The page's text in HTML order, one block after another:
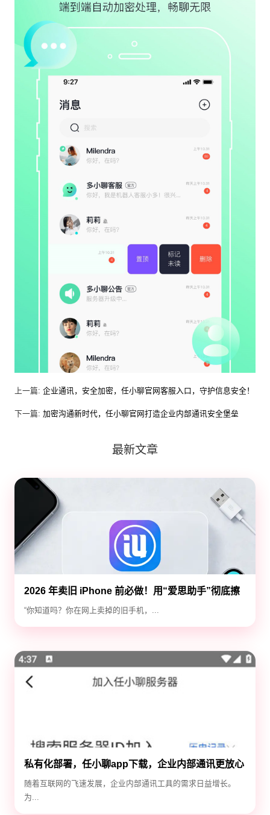
上一篇: 企业通讯，安全加密，任小聊官网客服入口，守护信息安全！
下一篇: 加密沟通新时代，任小聊官网打造企业内部通讯安全堡垒
最新文章
2026 年卖旧 iPhone 前必做！用“爱思助手”彻底擦
除隐私，防止数据泄露
“你知道吗？你在网上卖掉的旧手机，...
私有化部署，任小聊app下载，企业内部通讯更放心
随着互联网的飞速发展，企业内部通讯工具的需求日益增长。
为...